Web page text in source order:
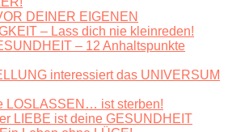
DEINER EIGENEN
– Lass dich nie kleinreden!
– 12 Anhaltspunkte
interessiert das UNIVERSUM
LOSLASSEN… ist sterben!
LIEBE ist deine GESUNDHEIT